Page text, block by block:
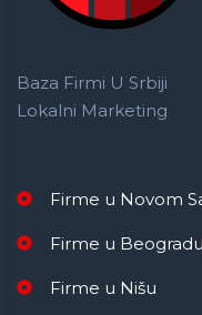
Baza Firmi U Srbiji
Lokalni Marketing
Firme u Novom
Firme u Beogradu
Firme u Nišu